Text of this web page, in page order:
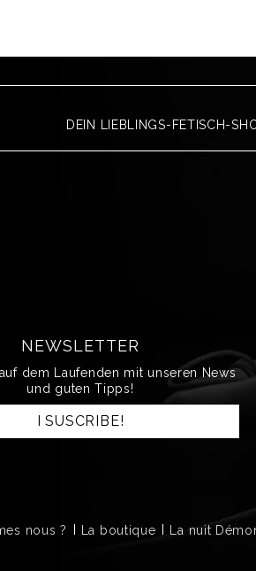
DEIN LIEBLINGS-FETISCH-
NEWSLETTER
dem Laufenden mit unseren News
und guten Tipps!
I SUSCRIBE!
nous ? La boutique La nuit